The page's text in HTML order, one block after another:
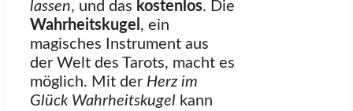
lassen, und das kostenlos. Die
Wahrheitskugel , ein
magisches Instrument aus
der Welt des Tarots, macht es
möglich. Mit der Herz im
Glück Wahrheitskugel kann